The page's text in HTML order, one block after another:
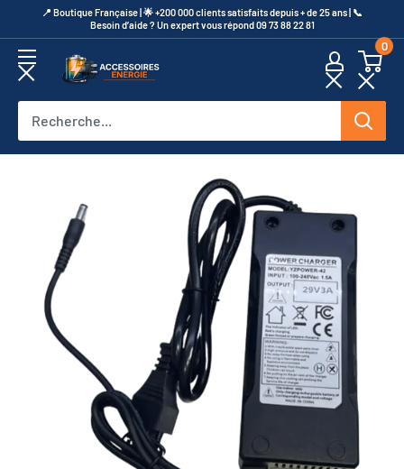
au
contenu
​📍​ Boutique Française | 🌟 +200 000 clients satisfaits depuis + de 25 ans | 📞​
Besoin d’aide ? Un expert vous répond 09 73 88 22 81
Accessoires
0